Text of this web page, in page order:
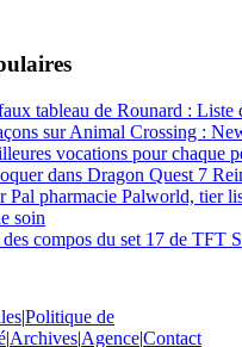
tableau de Rounard : Liste
sur Animal Crossing :
vocations pour chaque
dans Dragon Quest 7
Pal pharmacie Palworld, tier
soin
compos du set 17 de TFT
|Politique de
|Archives|Agence|Contact